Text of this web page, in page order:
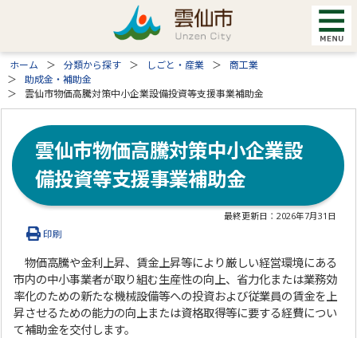
ホーム 分類から探す しごと・産業
商工業
助成金・補助金
雲仙市物価高騰対策中小企業設備投資等支援事業補助金
雲仙市物価高騰対策中小企業設
備投資等支援事業補助金
最終更新日：2026年7月31日
印刷
物価高騰や金利上昇、賃金上昇等により厳しい経営環境にある
市内の中小事業者が取り組む生産性の向上、省力化または業務効
率化のための新たな機械設備等への投資および従業員の賃金を上
昇させるための能力の向上または資格取得等に要する経費につい
て補助金を交付します。